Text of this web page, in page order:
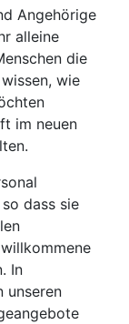
Angehörige
alleine
die
wie
im neuen
dass sie
In
unseren